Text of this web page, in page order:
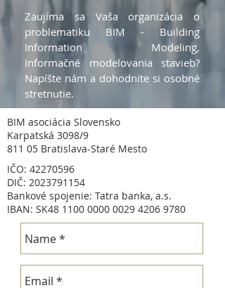
Zaujíma sa Vaša organizácia o
problematiku BIM - Building
Information Modeling,
Informačné modelovania stavieb?
Napíšte nám a dohodnite si osobné
stretnutie.
BIM asociácia Slovensko
Karpatská 3098/9
811 05 Bratislava-Staré Mesto
IČO: 42270596
DIČ: 2023791154
Bankové spojenie: Tatra banka, a.s.
IBAN: SK48 1100 0000 0029 4206 9780